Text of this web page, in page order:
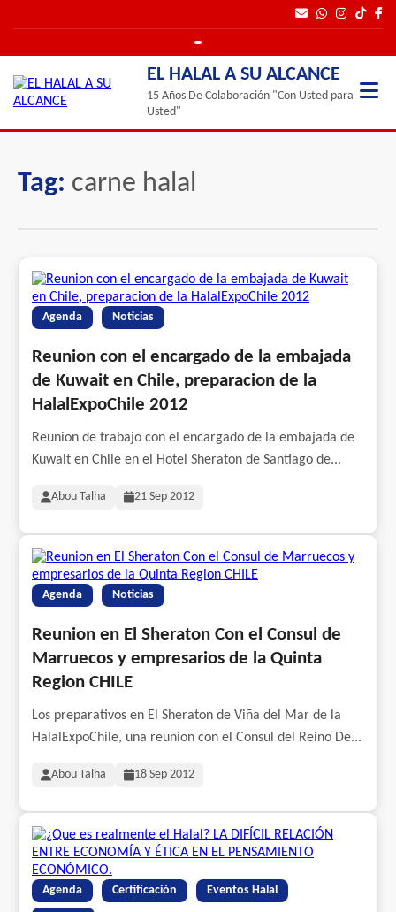
EL HALAL A SU ALCANCE
15 Años De Colaboración "Con Usted para
Usted"
Tag: carne halal
Agenda Noticias
Reunion con el encargado de la embajada
de Kuwait en Chile, preparacion de la
HalalExpoChile 2012
Reunion de trabajo con el encargado de la embajada de
Kuwait en Chile en el Hotel Sheraton de Santiago de...
Abou Talha 21 Sep 2012
Agenda Noticias
Reunion en El Sheraton Con el Consul de
Marruecos y empresarios de la Quinta
Region CHILE
Los preparativos en El Sheraton de Viña del Mar de la
HalalExpoChile, una reunion con el Consul del Reino De...
Abou Talha 18 Sep 2012
Agenda Certificación Eventos Halal